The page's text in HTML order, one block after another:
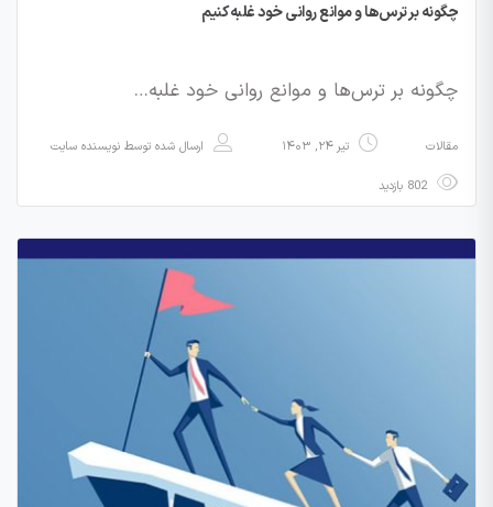
چگونه بر ترس‌ها و موانع روانی خود غلبه کنیم
چگونه بر ترس‌ها و موانع روانی خود غلبه…
مقالات تیر ۲۴, ۱۴۰۳ ارسال شده توسط نویسنده سایت
802 بازدید